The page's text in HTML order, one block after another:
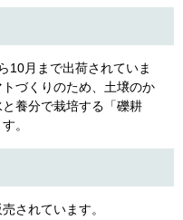
10月まで出荷されていま
づくりのため、土壌のか
養分で栽培する「礫耕
。
されています。